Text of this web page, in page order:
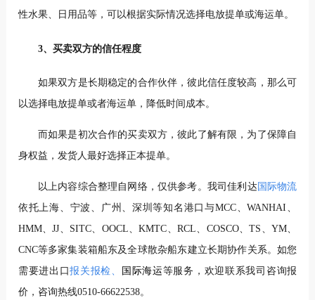
性水果、日用品等，可以根据实际情况选择电放提单或海运单。
3、买卖双方的信任程度
如果双方是长期稳定的合作伙伴，彼此信任度较高，那么可
以选择电放提单或者海运单，降低时间成本。
而如果是初次合作的买卖双方，彼此了解有限，为了保障自
身权益，发货人最好选择正本提单。
以上内容综合整理自网络，仅供参考。 我司佳利达国际物流
依托上海、宁波、广州、深圳等知名港口与MCC、WANHAI、
HMM、JJ、SITC、OOCL、KMTC、RCL、COSCO、TS、YM、
CNC等多家集装箱船东及全球散杂船东建立长期协作关系。如您
需要进出口报关报检 、 国际海运等服务，欢迎联系我司咨询报
价，咨询热线0510-66622538。